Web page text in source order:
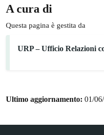
A cura di
Questa pagina è gestita da
URP – Ufficio Relazioni
Ultimo aggiornamento: 01/